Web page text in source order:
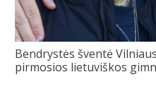
Bendrystės šventė
pirmosios lietuviškos